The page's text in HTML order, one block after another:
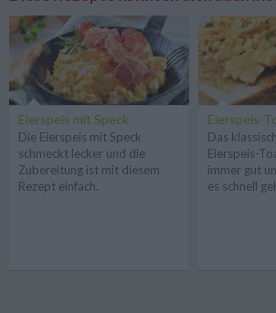
Eierspeis mit Speck
Die Eierspeis mit Speck
schmeckt lecker und die
Zubereitung ist mit diesem
Rezept einfach.
Eierspeis-
Das
Eierspeis-
immer gut
es schnell